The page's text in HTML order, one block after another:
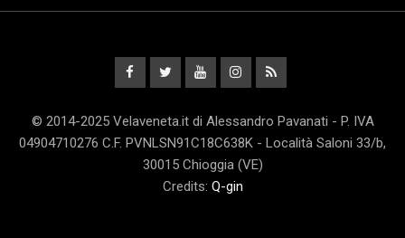
© 2014-2025 Velaveneta.it di Alessandro Pavanati - P. IVA
04904710276 C.F. PVNLSN91C18C638K - Località Saloni 33/b,
30015 Chioggia (VE)
Credits: Q-gin